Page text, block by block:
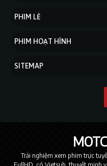
PHIM LẺ
PHIM HOẠT HÌNH
SITEMAP
Trải nghiệm xem phim trực